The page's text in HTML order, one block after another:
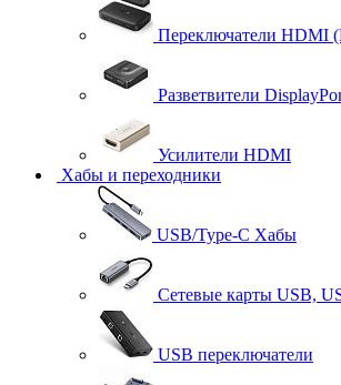
Переключатели HDMI
Разветвители
Усилители HDMI
Хабы и переходники
USB/Type-C Хабы
Сетевые карты USB,
USB переключатели